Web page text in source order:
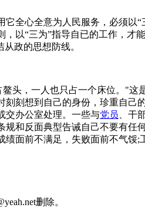
心全意为人民服务，必须以“
以“三为”指导自已的工作，
政的思想防线。
，一人也只占一个床位。"这
刻想到自己的身份，珍重自
交办公室处理。一些与党员 、干
和反面典型告诫自己不要有任
面前不满足，失败面前不气馁;
删除。